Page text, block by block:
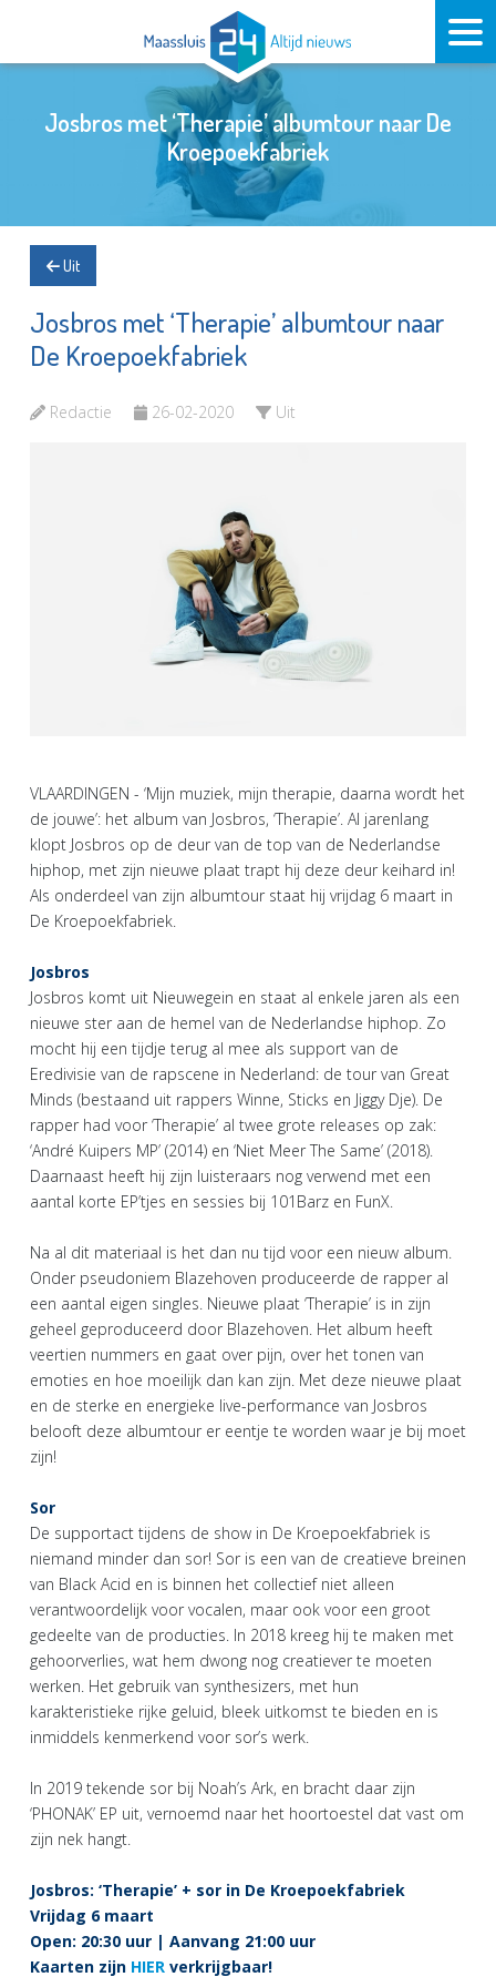
Josbros met ‘Therapie’ albumtour naar De
Kroepoekfabriek
Uit
Josbros met ‘Therapie’ albumtour naar
De Kroepoekfabriek
Redactie 26-02-2020 Uit
VLAARDINGEN - ‘Mijn muziek, mijn therapie, daarna wordt het
de jouwe’: het album van Josbros, ‘Therapie’. Al jarenlang
klopt Josbros op de deur van de top van de Nederlandse
hiphop, met zijn nieuwe plaat trapt hij deze deur keihard in!
Als onderdeel van zijn albumtour staat hij vrijdag 6 maart in
De Kroepoekfabriek.
Josbros
Josbros komt uit Nieuwegein en staat al enkele jaren als een
nieuwe ster aan de hemel van de Nederlandse hiphop. Zo
mocht hij een tijdje terug al mee als support van de
Eredivisie van de rapscene in Nederland: de tour van Great
Minds (bestaand uit rappers Winne, Sticks en Jiggy Dje). De
rapper had voor ‘Therapie’ al twee grote releases op zak:
‘André Kuipers MP’ (2014) en ‘Niet Meer The Same’ (2018).
Daarnaast heeft hij zijn luisteraars nog verwend met een
aantal korte EP’tjes en sessies bij 101Barz en FunX.
Na al dit materiaal is het dan nu tijd voor een nieuw album.
Onder pseudoniem Blazehoven produceerde de rapper al
een aantal eigen singles. Nieuwe plaat ‘Therapie’ is in zijn
geheel geproduceerd door Blazehoven. Het album heeft
veertien nummers en gaat over pijn, over het tonen van
emoties en hoe moeilijk dan kan zijn. Met deze nieuwe plaat
en de sterke en energieke live-performance van Josbros
belooft deze albumtour er eentje te worden waar je bij moet
zijn!
Sor
De supportact tijdens de show in De Kroepoekfabriek is
niemand minder dan sor! Sor is een van de creatieve breinen
van Black Acid en is binnen het collectief niet alleen
verantwoordelijk voor vocalen, maar ook voor een groot
gedeelte van de producties. In 2018 kreeg hij te maken met
gehoorverlies, wat hem dwong nog creatiever te moeten
werken. Het gebruik van synthesizers, met hun
karakteristieke rijke geluid, bleek uitkomst te bieden en is
inmiddels kenmerkend voor sor’s werk.
In 2019 tekende sor bij Noah’s Ark, en bracht daar zijn
‘PHONAK’ EP uit, vernoemd naar het hoortoestel dat vast om
zijn nek hangt.
Josbros: ‘Therapie’ + sor in De Kroepoekfabriek
Vrijdag 6 maart
Open: 20:30 uur | Aanvang 21:00 uur
Kaarten zijn HIER verkrijgbaar!